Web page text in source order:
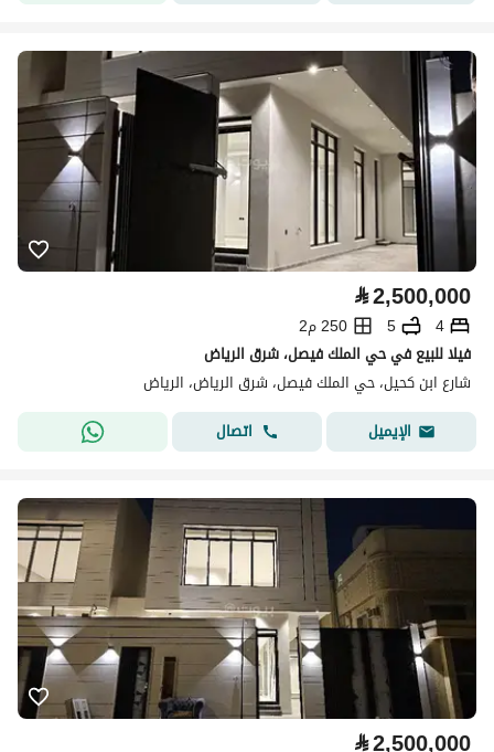
⃁2,500,000
4
5
250 م2
فيلا للبيع في حي الملك فيصل، شرق الرياض
شارع ابن كحيل، حي الملك فيصل، شرق الرياض، الرياض
الإيميل
اتصال
⃁2,500,000